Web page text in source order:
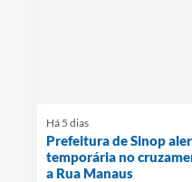
Há 5 dias
Prefeitura de Sinop
temporária no
a Rua Manaus